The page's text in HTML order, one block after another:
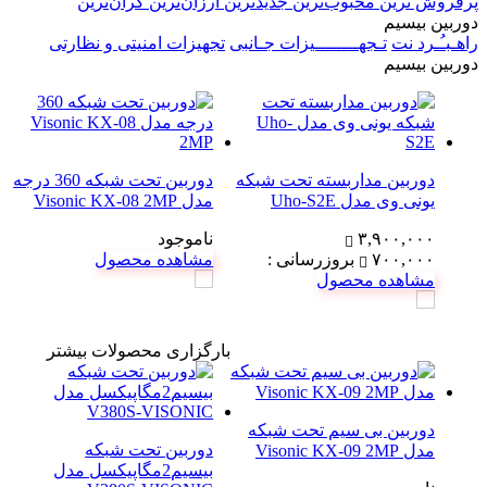
دوربین بیسیم
راهـبـُـرد نت تـجهــــــــیزات جـانبی تجهیزات امنیتی و نظارتی
دوربین بیسیم
دوربین مداربسته تحت شبکه
یونی‌ وی مدل Uho-S2E
۳,۹۰۰,۰۰۰
۷۰۰,۰۰۰
بروزرسانی :
مشاهده محصول
دوربین تحت شبکه 360 درجه
مدل Visonic KX-08 2MP
ناموجود
مشاهده محصول
دوربین بی سیم تحت شبکه
مدل Visonic KX-09 2MP
دوربین تحت شبکه
بیسیم2مگاپیکسل مدل
بارگزاری محصولات بیشتر